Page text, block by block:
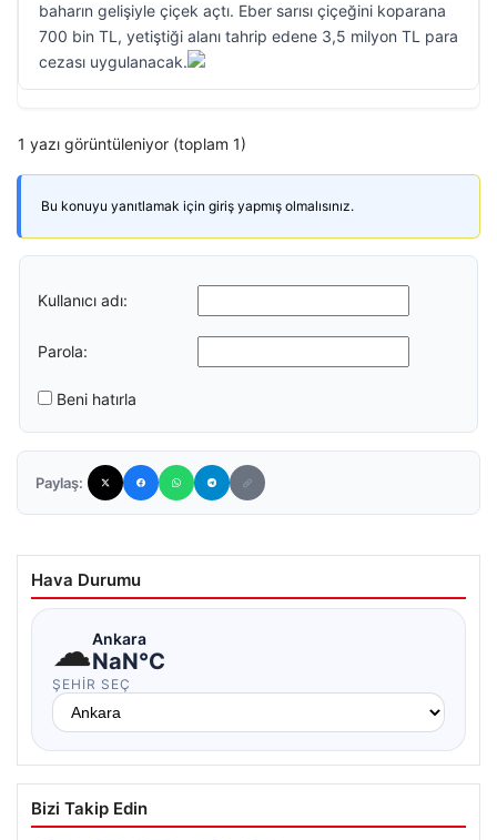
baharın gelişiyle çiçek açtı. Eber sarısı çiçeğini koparana
700 bin TL, yetiştiği alanı tahrip edene 3,5 milyon TL para
cezası uygulanacak.
1 yazı görüntüleniyor (toplam 1)
Bu konuyu yanıtlamak için giriş yapmış olmalısınız.
Kullanıcı adı:
Parola:
Beni hatırla
Paylaş:
Hava Durumu
☁Ankara
NaN°C
ŞEHIR SEÇ
Bizi Takip Edin